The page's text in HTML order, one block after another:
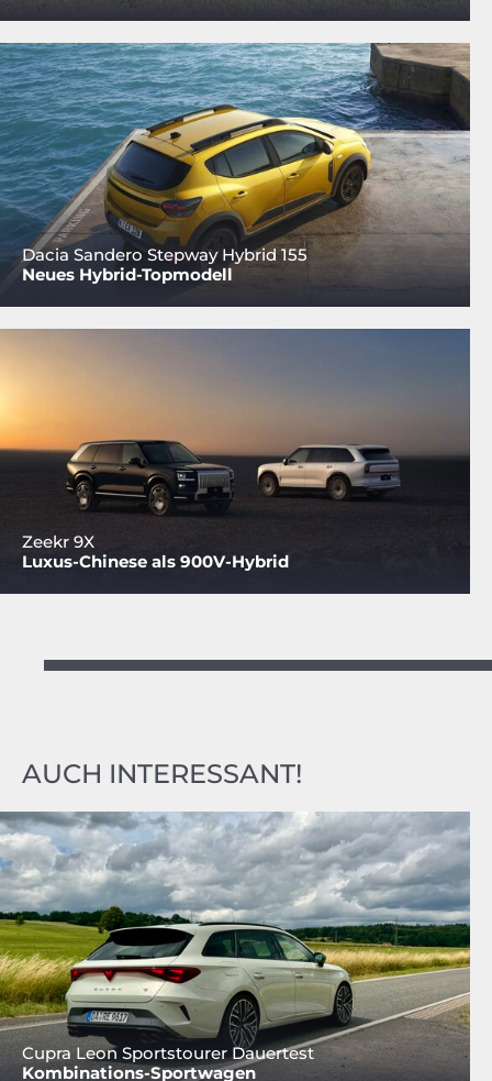
Dacia Sandero Stepway Hybrid 155
Neues Hybrid-Topmodell
Zeekr 9X
Luxus-Chinese als 900V-Hybrid
AUCH INTERESSANT!
Cupra Leon Sportstourer Dauertest
Kombinations-Sportwagen